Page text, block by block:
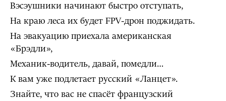
Вэсэушники начинают быстро отступать,
На краю леса их будет FPV-дрон поджидать.
На эвакуацию приехала американская
«Брэдли»,
Механик-водитель, давай, помедли…
К вам уже подлетает русский «Ланцет».
Знайте, что вас не спасёт французский